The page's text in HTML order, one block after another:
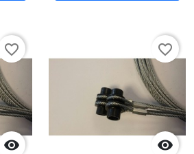

favorite_border

favorite_border